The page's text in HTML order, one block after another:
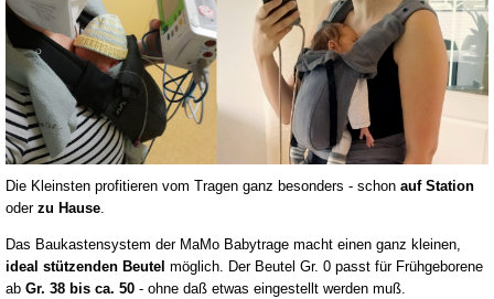
Die Kleinsten profitieren vom Tragen ganz besonders - schon auf Station
oder zu Hause.
Das Baukastensystem der MaMo Babytrage macht einen ganz kleinen,
ideal stützenden Beutel möglich. Der Beutel Gr. 0 passt für Frühgeborene
ab Gr. 38 bis ca. 50 - ohne daß etwas eingestellt werden muß.